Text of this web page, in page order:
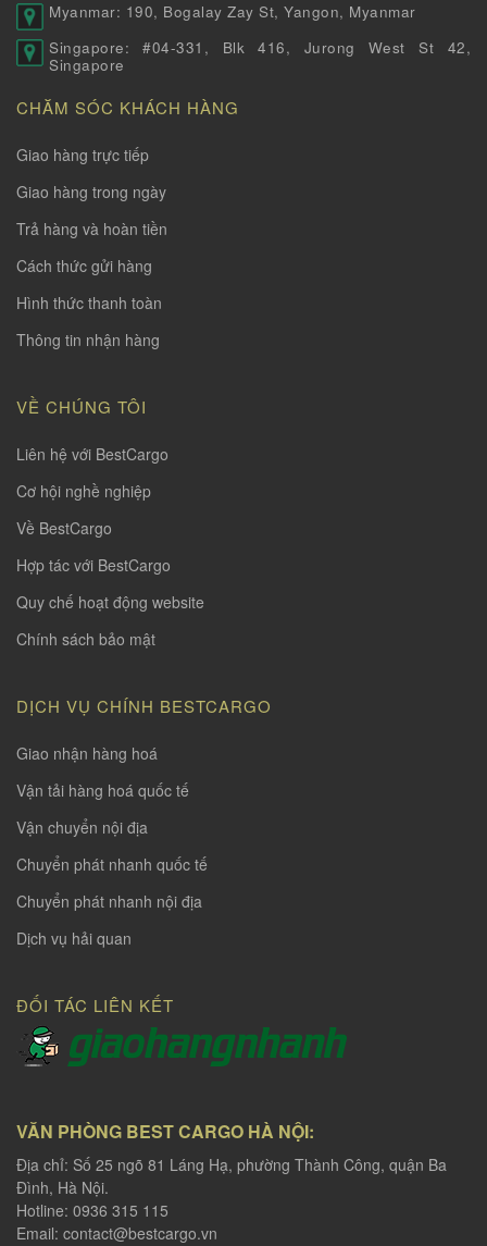
Myanmar: 190, Bogalay Zay St, Yangon, Myanmar
Singapore: #04-331, Blk 416, Jurong West St 42,
Singapore
CHĂM SÓC KHÁCH HÀNG
Giao hàng trực tiếp
Giao hàng trong ngày
Trả hàng và hoàn tiền
Cách thức gửi hàng
Hình thức thanh toàn
Thông tin nhận hàng
VỀ CHÚNG TÔI
Liên hệ với BestCargo
Cơ hội nghề nghiệp
Về BestCargo
Hợp tác với BestCargo
Quy chế hoạt động website
Chính sách bảo mật
DỊCH VỤ CHÍNH BESTCARGO
Giao nhận hàng hoá
Vận tải hàng hoá quốc tế
Vận chuyển nội địa
Chuyển phát nhanh quốc tế
Chuyển phát nhanh nội địa
Dịch vụ hải quan
ĐỐI TÁC LIÊN KẾT
VĂN PHÒNG BEST CARGO HÀ NỘI:
Địa chỉ: Số 25 ngõ 81 Láng Hạ, phường Thành Công, quận Ba
Đình, Hà Nội.
Hotline: 0936 315 115
Email: contact@bestcargo.vn